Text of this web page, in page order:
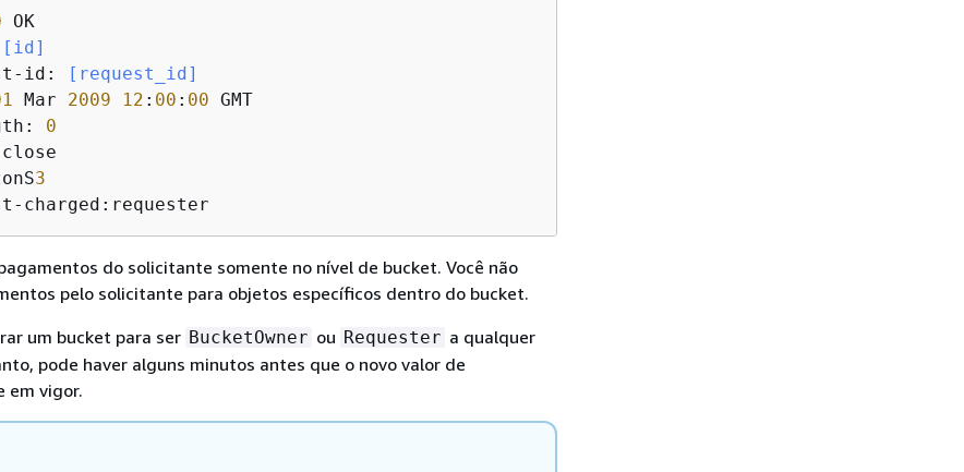
[id]
id:
[request_id]
Mar 2009 12 : 00 : 00
0
3
charged:requester
do solicitante somente no nível de bucket. Você não
pelo solicitante para objetos específicos dentro do bucket.
um bucket para ser BucketOwner ou Requester a qualquer
pode haver alguns minutos antes que o novo valor de
em vigor.